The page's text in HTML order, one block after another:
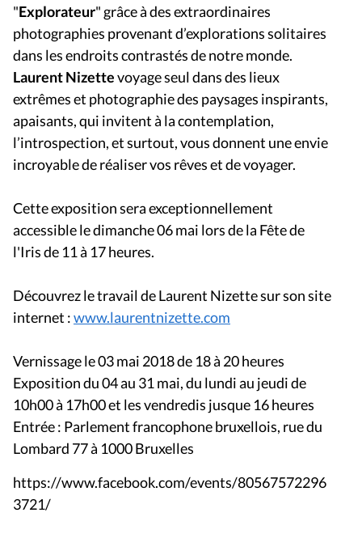
"Explorateur" grâce à des extraordinaires
photographies provenant d’explorations solitaires
dans les endroits contrastés de notre monde.
Laurent Nizettevoyage seul dans des lieux
extrêmes et photographie des paysages inspirants,
apaisants, qui invitent à la contemplation,
l’introspection, et surtout, vous donnent une envie
incroyable de réaliser vos rêves et de voyager.
Cette exposition sera exceptionnellement
accessible le dimanche 06 mai lors de la Fête de
l'Iris de 11 à 17 heures.
Découvrez le travail de Laurent Nizette sur son site
internet :www.laurentnizette.com
Vernissage le 03 mai 2018 de 18 à 20 heures
Exposition du 04 au 31 mai, du lundi au jeudi de
10h00 à 17h00 et les vendredis jusque 16 heures
Entrée : Parlement francophone bruxellois, rue du
Lombard 77 à 1000 Bruxelles
https://www.facebook.com/events/80567572296
3721/